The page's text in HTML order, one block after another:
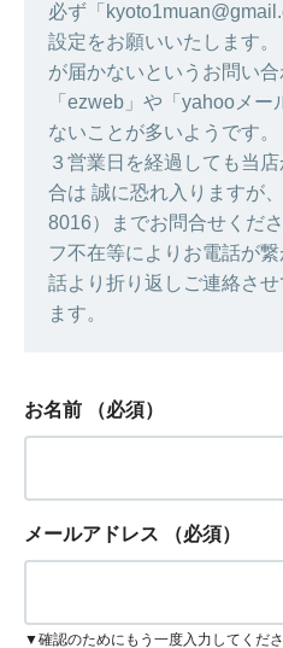
必ず「
設定をお願いいたします
が届かないというお問い合
「ezweb」や「yahooメ
ないことが多いようです
３営業日を経過しても当
合は 誠に恐れ入りますが
8016）までお問合せくだ
フ不在等によりお電話が
話より折り返しご連絡さ
ます。
お名前 （必須）
メールアドレス （必須）
▼確認のためにもう一度入力してくださ